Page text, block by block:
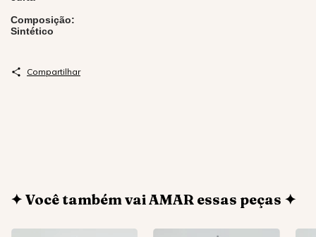
Composição:
Sintético
Compartilhar
✦ Você também vai AMAR essas peças ✦